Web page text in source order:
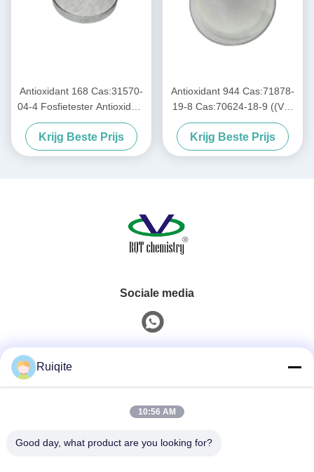
Antioxidant 168 Cas:31570-
04-4 Fosfietester Antioxidant
Hittebestendige
Zuurstofstabilisator
Krijg Beste Prijs
Antioxidant 944 Cas:71878-
19-8 Cas:70624-18-9 ((VS)
Amine lichtstabilisator
((HALS))
Krijg Beste Prijs
Sociale media
0086-18217621160
Ruiqite
10:56 AM
Good day, what product are you looking for?